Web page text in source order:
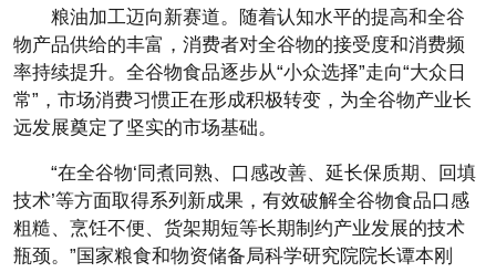
粮油加工迈向新赛道。随着认知水平的提高和全谷
物产品供给的丰富，消费者对全谷物的接受度和消费频
率持续提升。全谷物食品逐步从“小众选择”走向“大众日
常”，市场消费习惯正在形成积极转变，为全谷物产业长
远发展奠定了坚实的市场基础。
“在全谷物‘同煮同熟、口感改善、延长保质期、回填
技术’等方面取得系列新成果，有效破解全谷物食品口感
粗糙、烹饪不便、货架期短等长期制约产业发展的技术
瓶颈。”国家粮食和物资储备局科学研究院院长谭本刚